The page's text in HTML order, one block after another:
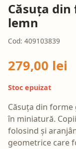
Căsuța
lemn
Cod: 409103839
279,00 lei
Stoc epuizat
Căsuța din
în miniatură.
folosind și
geometrice care